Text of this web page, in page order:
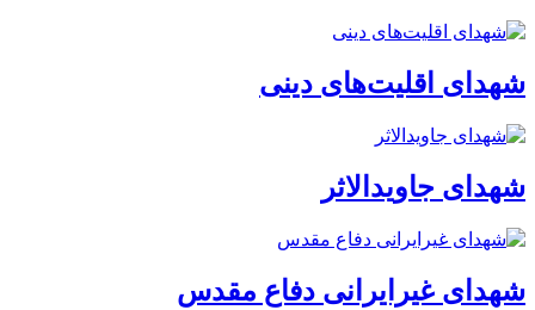
شهدای اقلیت‌های دینی
شهدای جاویدالاثر
شهدای غیرایرانی دفاع مقدس